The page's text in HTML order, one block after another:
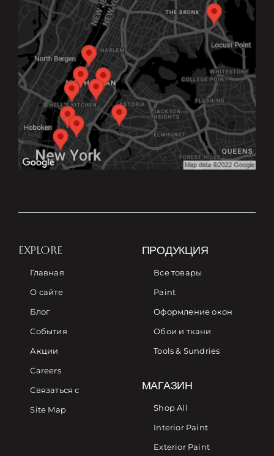
EXPLORE
Главная
О сайте
Блог
События
Акции
Careers
Связаться с
Site Map
ПРОДУКЦИЯ
Все товары
Paint
Оформление окон
Обои и ткани
Tools & Sundries
МАГАЗИН
Shop All
Interior Paint
Exterior Paint